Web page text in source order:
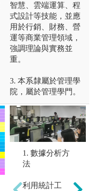
智慧、雲端運算、程
式設計等技能，並應
用於行銷、財務、營
運等商業管理領域，
強調理論與實務並
重。
3. 本系隸屬於管理學
院，屬於管理學門。
1. 數據分析方
法
利用統計工